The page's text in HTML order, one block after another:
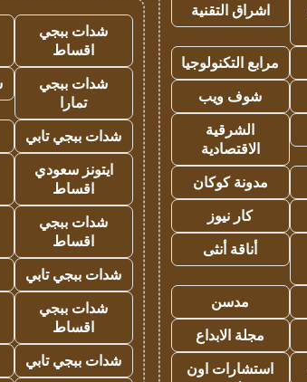
اشراق التقنية
مرابع التكنولوجيا
شوف ويب
الشرقية
الاقتصادية
مدونة كوكان
كار نيوز
أناقة أنثى
مدسن
مجلة الابداع
استشارات اون
شدات ببجي
اقساط
شدات ببجي
تمارا
شدات ببجي تابي
ايتونز سعودي
اقساط
شدات ببجي
اقساط
شدات ببجي تابي
شدات ببجي
اقساط
شدات ببجي تابي